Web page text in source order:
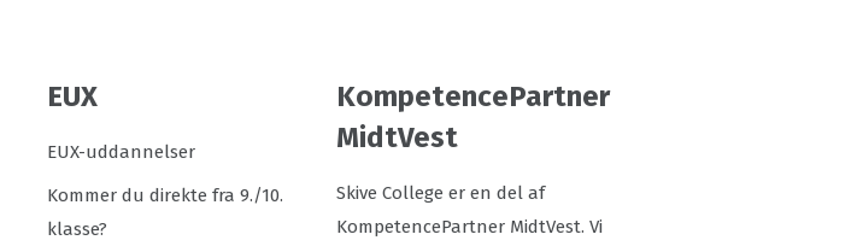
EUX
EUX-uddannelser
Kommer du direkte fra 9./10.
klasse?
KompetencePartner
MidtVest
Skive College er en del af
KompetencePartner MidtVest. Vi